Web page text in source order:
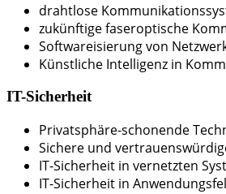
drahtlose
zukünftige faseroptische
Softwareisierung von
Künstliche Intelligenz in
IT-Sicherheit
Privatsphäre-schonende
Sichere und
IT-Sicherheit in vernetzten
IT-Sicherheit in